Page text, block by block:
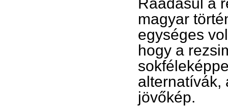
magyar
egységes
hogy a
alternatívák,
jövőkép.